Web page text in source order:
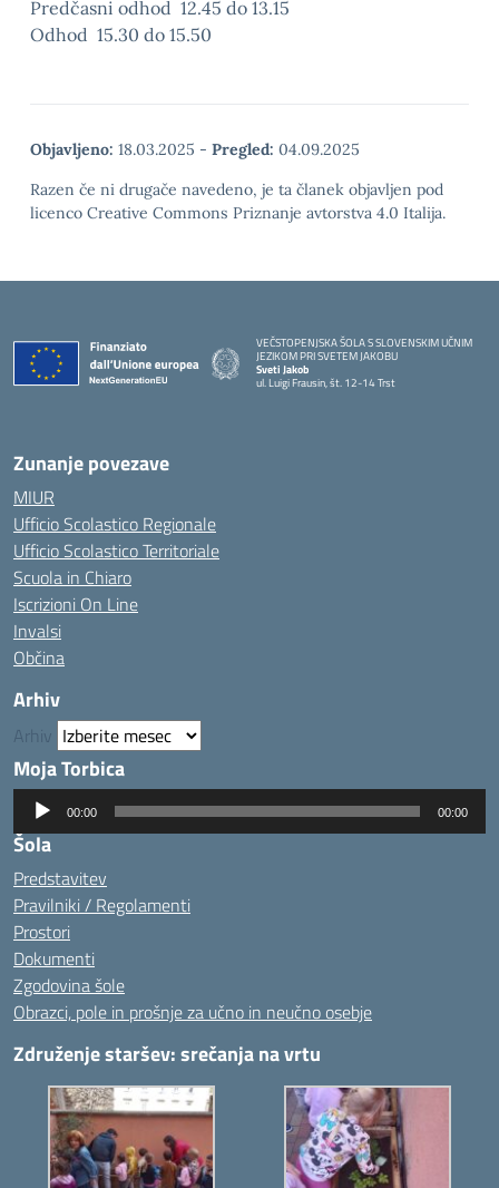
Predčasni odhod 12.45 do 13.15
Odhod 15.30 do 15.50
Objavljeno: 18.03.2025 - Pregled: 04.09.2025
Razen če ni drugače navedeno, je ta članek objavljen pod
licenco Creative Commons Priznanje avtorstva 4.0 Italija.
VEČSTOPENJSKA ŠOLA S SLOVENSKIM UČNIM
JEZIKOM PRI SVETEM JAKOBU
Sveti Jakob
ul. Luigi Frausin, št. 12-14 Trst
— Visita la pagina iniziale della scuola
Zunanje povezave
MIUR
Ufficio Scolastico Regionale
Ufficio Scolastico Territoriale
Scuola in Chiaro
Iscrizioni On Line
Invalsi
Občina
Arhiv
Arhiv
Moja Torbica
Predvajalnik
zvoka
00:00 00:00
Šola
Predstavitev
Pravilniki / Regolamenti
Prostori
Dokumenti
Zgodovina šole
Obrazci, pole in prošnje za učno in neučno osebje
Združenje staršev: srečanja na vrtu